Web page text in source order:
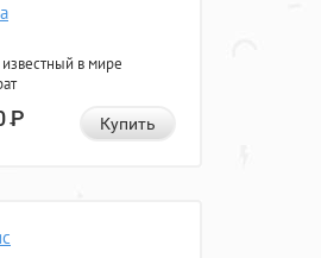
в мире
Р Купить